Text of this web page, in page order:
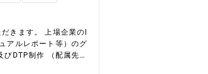
。 上場企業のI
アルレポート等）のグ
作 （配属先）